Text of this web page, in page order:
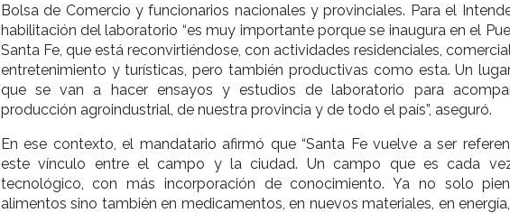
Bolsa de Comercio y funcionarios nacionales y provinciales. Para el
habilitación del laboratorio “es muy importante porque se inaugura en el
Santa Fe, que está reconvirtiéndose, con actividades residenciales,
entretenimiento y turísticas, pero también productivas como esta. Un
que se van a hacer ensayos y estudios de laboratorio para
producción agroindustrial, de nuestra provincia y de todo el país”, aseguró.
En ese contexto, el mandatario afirmó que “Santa Fe vuelve a ser
este vínculo entre el campo y la ciudad. Un campo que es cada
tecnológico, con más incorporación de conocimiento. Ya no solo
alimentos sino también en medicamentos, en nuevos materiales, en